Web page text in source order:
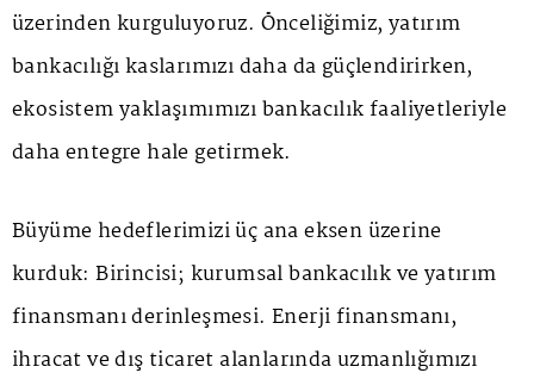
üzerinden kurguluyoruz. Önceliğimiz, yatırım
bankacılığı kaslarımızı daha da güçlendirirken,
ekosistem yaklaşımımızı bankacılık faaliyetleriyle
daha entegre hale getirmek.
Büyüme hedeflerimizi üç ana eksen üzerine
kurduk: Birincisi; kurumsal bankacılık ve yatırım
finansmanı derinleşmesi. Enerji finansmanı,
ihracat ve dış ticaret alanlarında uzmanlığımızı